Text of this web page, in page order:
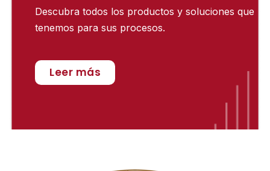
Descubra todos los productos y soluciones que
tenemos para sus procesos.
Leer más